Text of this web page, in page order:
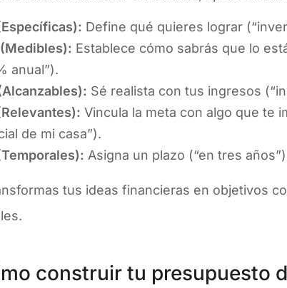
Define qué quieres lograr
Establece cómo sabrás que lo
anual”).
Sé realista con tus ingresos
Vincula la meta con algo que te
de mi casa”).
Asigna un plazo (“en tres
tus ideas financieras en objetivos
construir tu presupuesto